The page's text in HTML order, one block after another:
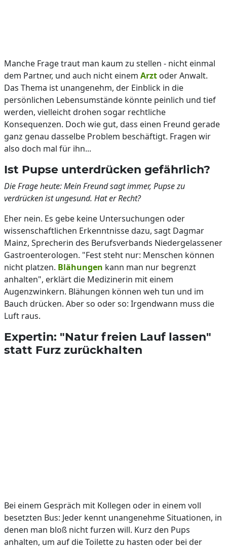
Manche Frage traut man kaum zu stellen - nicht einmal
dem Partner, und auch nicht einem Arzt oder Anwalt.
Das Thema ist unangenehm, der Einblick in die
persönlichen Lebensumstände könnte peinlich und tief
werden, vielleicht drohen sogar rechtliche
Konsequenzen. Doch wie gut, dass einen Freund gerade
ganz genau dasselbe Problem beschäftigt. Fragen wir
also doch mal für ihn...
Ist Pupse unterdrücken gefährlich?
Die Frage heute: Mein Freund sagt immer, Pupse zu
verdrücken ist ungesund. Hat er Recht?
Eher nein. Es gebe keine Untersuchungen oder
wissenschaftlichen Erkenntnisse dazu, sagt Dagmar
Mainz, Sprecherin des Berufsverbands Niedergelassener
Gastroenterologen. "Fest steht nur: Menschen können
nicht platzen. Blähungen kann man nur begrenzt
anhalten", erklärt die Medizinerin mit einem
Augenzwinkern. Blähungen können weh tun und im
Bauch drücken. Aber so oder so: Irgendwann muss die
Luft raus.
Expertin: "Natur freien Lauf lassen"
statt Furz zurückhalten
Bei einem Gespräch mit Kollegen oder in einem voll
besetzten Bus: Jeder kennt unangenehme Situationen, in
denen man bloß nicht furzen will. Kurz den Pups
anhalten, um auf die Toilette zu hasten oder bei der